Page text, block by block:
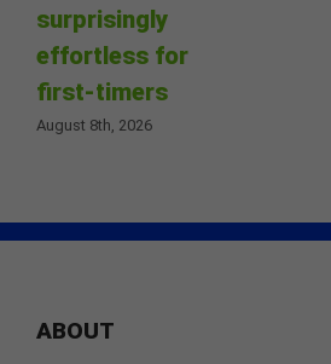
surprisingly
effortless for
first-timers
August 8th, 2026
ABOUT